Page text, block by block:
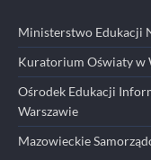
Ministerstwo Edukacji
Kuratorium Oświaty w
Ośrodek Edukacji
Warszawie
Mazowieckie